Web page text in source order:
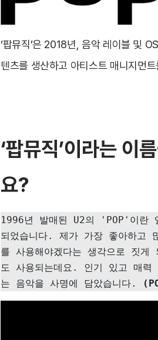
‘팝뮤직’은 2018년, 음악 레이블 및
텐츠를 생산하고 아티스트 매니지먼
‘팝뮤직’이라는 이
요?
1996년 발매된 U2의 'POP'이란
되었습니다. 제가 가장 좋아하고
를 사용해야겠다는 생각으로 짓게
도 사용되는데요. 인기 있고 매력
는 음악을 사명에 담았습니다.